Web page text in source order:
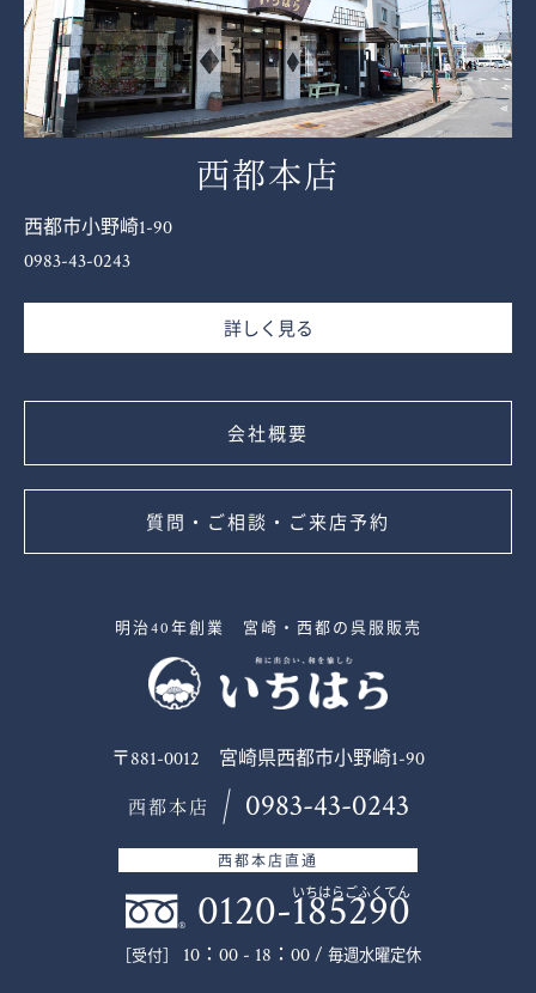
西都本店
西都市小野崎1-90
0983-43-0243
詳しく見る
会社概要
質問・ご相談・ご来店予約
明治40年創業 宮崎・西都の呉服販売
〒881-0012 宮崎県西都市小野崎1-90
西都本店 0983-43-0243
西都本店直通
0120-185290
いちはらごふくてん
［受付］ 10：00 - 18：00 / 毎週水曜定休